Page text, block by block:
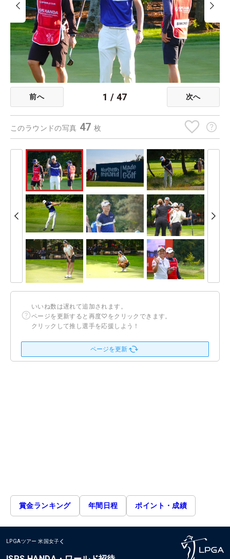
前へ 1 / 47 次へ
このラウンドの写真 47枚
いいね数は遅れて追加されます。
ページを更新すると再度♡をクリックできます。
クリックして推し選手を応援しよう！
ページを更新
賞金ランキング 年間日程 ポイント・成績
LPGAツアー 米国女子